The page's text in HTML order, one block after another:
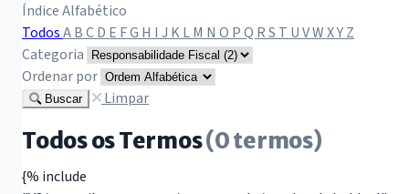
Índice Alfabético
TodosABCD E FG H I J KLM N O PQ RS T UVWXYZ
Categoria
Ordenar por
Buscar Limpar
Todos os Termos(0 termos)
{% include